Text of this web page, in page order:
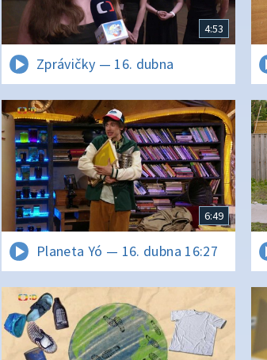
4:53
Zprávičky — 16. dubna
6:49
Planeta Yó — 16. dubna 16:27